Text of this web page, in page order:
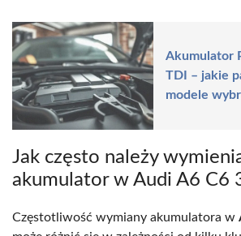
Akumulator
TDI – jakie
modele
Jak często należy
akumulator w Audi A6 C6
Częstotliwość wymiany akumulatora w